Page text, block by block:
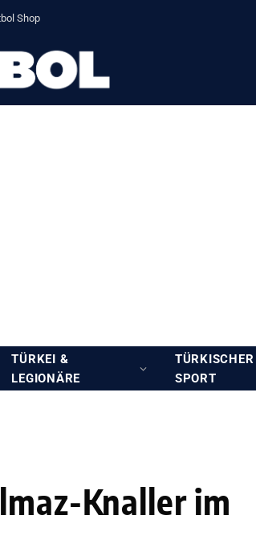
Shop
TÜRKEI &
LEGIONÄRE
TÜRKISCHER
SPORT
Knaller im